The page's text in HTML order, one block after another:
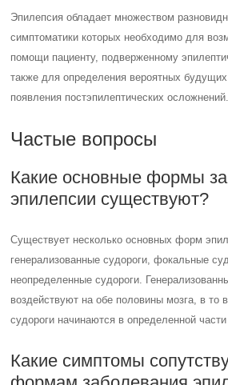
Эпилепсия обладает множеством
симптоматики которых необходимо для
помощи пациенту, подверженному
также для определения вероятных
появления постэпилептических осложнений.
Частые вопросы
Какие основные формы
эпилепсии существуют?
Существует несколько основных форм
генерализованные судороги, фокальные
неопределенные судороги.
воздействуют на обе половины мозга, в то
судороги начинаются в определенной части
Какие симптомы